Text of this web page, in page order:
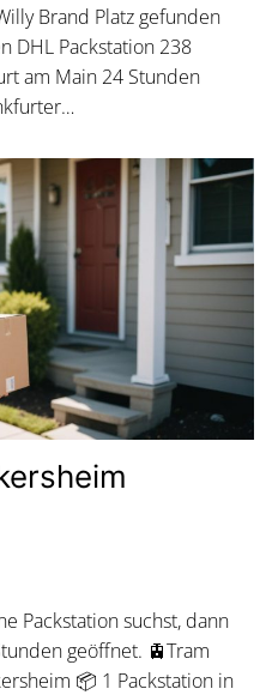
Brand Platz gefunden
DHL Packstation 238
am Main 24 Stunden
Packstation suchst, dann
geöffnet. 🚊Tram
📦 1 Packstation in